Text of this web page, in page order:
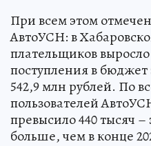
При всем этом
АвтоУСН: в
плательщиков выросло
поступления в бюджет
542,9 млн рублей. По
пользователей
превысило 440 тысяч –
больше, чем в конце